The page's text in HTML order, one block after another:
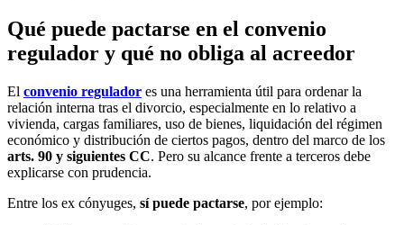
Qué puede pactarse en el convenio
regulador y qué no obliga al acreedor
El convenio regulador es una herramienta útil para ordenar la
relación interna tras el divorcio, especialmente en lo relativo a
vivienda, cargas familiares, uso de bienes, liquidación del régimen
económico y distribución de ciertos pagos, dentro del marco de los
arts. 90 y siguientes CC. Pero su alcance frente a terceros debe
explicarse con prudencia.
Entre los ex cónyuges, sí puede pactarse, por ejemplo: